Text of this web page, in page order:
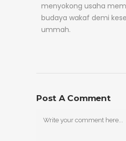
menyokong usaha
budaya wakaf demi
ummah.
Post A Comment